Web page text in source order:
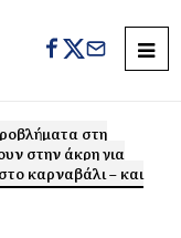
στη
στην άκρη για
καρναβάλι – και